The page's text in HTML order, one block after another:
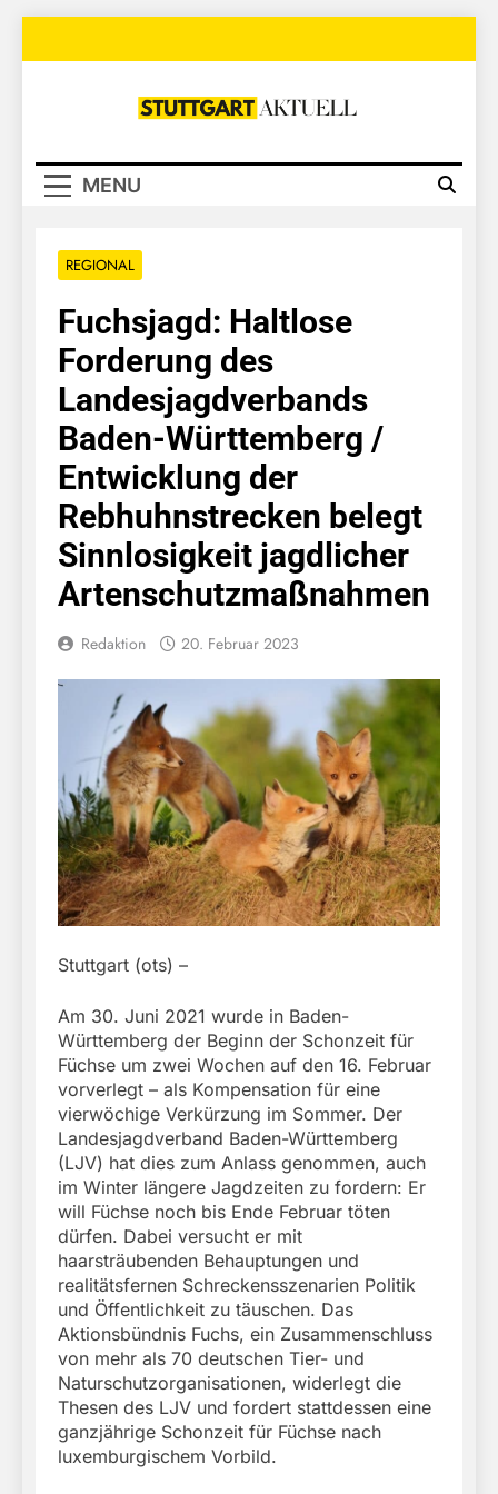
Stuttgart
MENU
REGIONAL
Fuchsjagd: Haltlose
Forderung des
Landesjagdverbands
Baden-Württemberg /
Entwicklung der
Rebhuhnstrecken belegt
Sinnlosigkeit jagdlicher
Artenschutzmaßnahmen
Redaktion 20. Februar 2023
Stuttgart (ots) –
Am 30. Juni 2021 wurde in Baden-
Württemberg der Beginn der Schonzeit für
Füchse um zwei Wochen auf den 16. Februar
vorverlegt – als Kompensation für eine
vierwöchige Verkürzung im Sommer. Der
Landesjagdverband Baden-Württemberg
(LJV) hat dies zum Anlass genommen, auch
im Winter längere Jagdzeiten zu fordern: Er
will Füchse noch bis Ende Februar töten
dürfen. Dabei versucht er mit
haarsträubenden Behauptungen und
realitätsfernen Schreckensszenarien Politik
und Öffentlichkeit zu täuschen. Das
Aktionsbündnis Fuchs, ein Zusammenschluss
von mehr als 70 deutschen Tier- und
Naturschutzorganisationen, widerlegt die
Thesen des LJV und fordert stattdessen eine
ganzjährige Schonzeit für Füchse nach
luxemburgischem Vorbild.